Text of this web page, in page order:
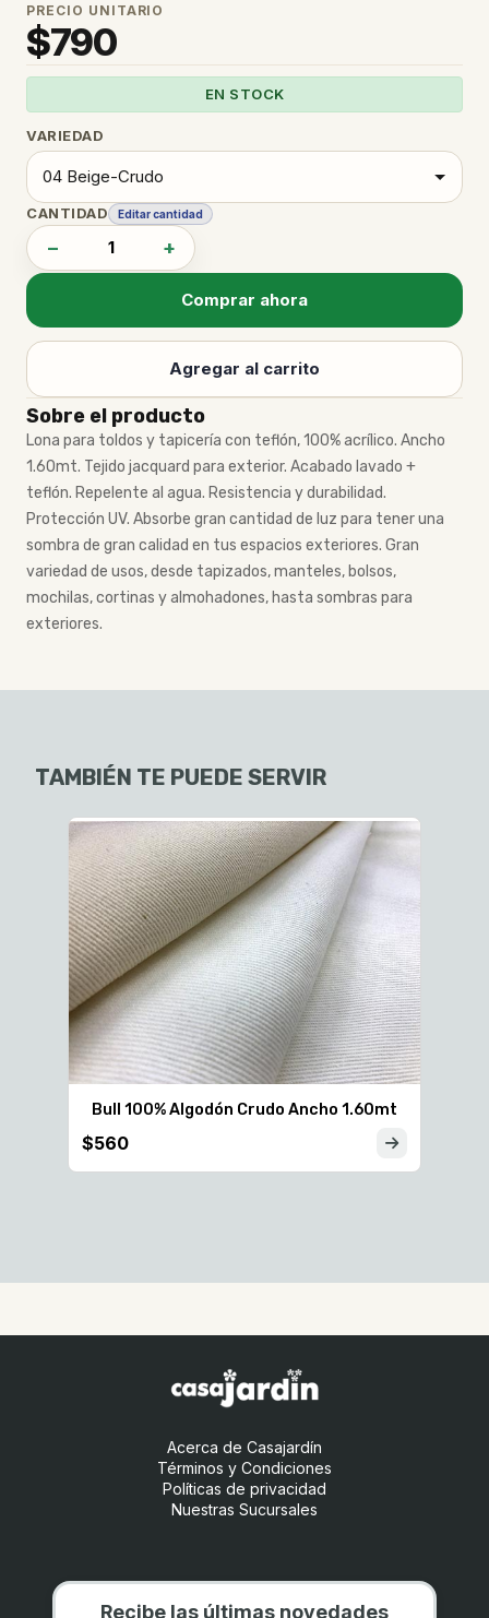
PRECIO UNITARIO
$790
EN STOCK
VARIEDAD
CANTIDAD Editar cantidad
− +
Comprar ahora
Agregar al carrito
Sobre el producto
Lona para toldos y tapicería con teflón, 100% acrílico. Ancho
1.60mt. Tejido jacquard para exterior. Acabado lavado +
teflón. Repelente al agua. Resistencia y durabilidad.
Protección UV. Absorbe gran cantidad de luz para tener una
sombra de gran calidad en tus espacios exteriores. Gran
variedad de usos, desde tapizados, manteles, bolsos,
mochilas, cortinas y almohadones, hasta sombras para
exteriores.
TAMBIÉN TE PUEDE SERVIR
Bull 100% Algodón Crudo Ancho 1.60mt
$560
Acerca de Casajardín
Términos y Condiciones
Políticas de privacidad
Nuestras Sucursales
Recibe las últimas novedades